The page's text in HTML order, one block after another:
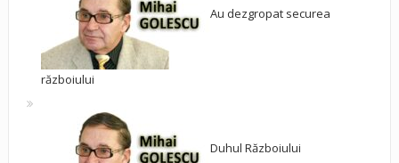
Au dezgropat securea
războiului
Duhul Războiului